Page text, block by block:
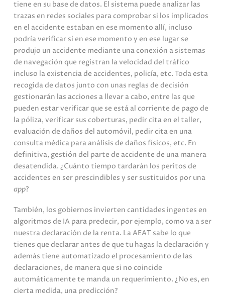
tiene en su base de datos. El sistema puede analizar las
trazas en redes sociales para comprobar si los implicados
en el accidente estaban en ese momento allí, incluso
podría verificar si en ese momento y en ese lugar se
produjo un accidente mediante una conexión a sistemas
de navegación que registran la velocidad del tráfico
incluso la existencia de accidentes, policía, etc. Toda esta
recogida de datos junto con unas reglas de decisión
gestionarán las acciones a llevar a cabo, entre las que
pueden estar verificar que se está al corriente de pago de
la póliza, verificar sus coberturas, pedir cita en el taller,
evaluación de daños del automóvil, pedir cita en una
consulta médica para análisis de daños físicos, etc. En
definitiva, gestión del parte de accidente de una manera
desatendida. ¿Cuánto tiempo tardarán los peritos de
accidentes en ser prescindibles y ser sustituidos por una
app?
También, los gobiernos invierten cantidades ingentes en
algoritmos de IA para predecir, por ejemplo, como va a ser
nuestra declaración de la renta. La AEAT sabe lo que
tienes que declarar antes de que tu hagas la declaración y
además tiene automatizado el procesamiento de las
declaraciones, de manera que si no coincide
automáticamente te manda un requerimiento. ¿No es, en
cierta medida, una predicción?